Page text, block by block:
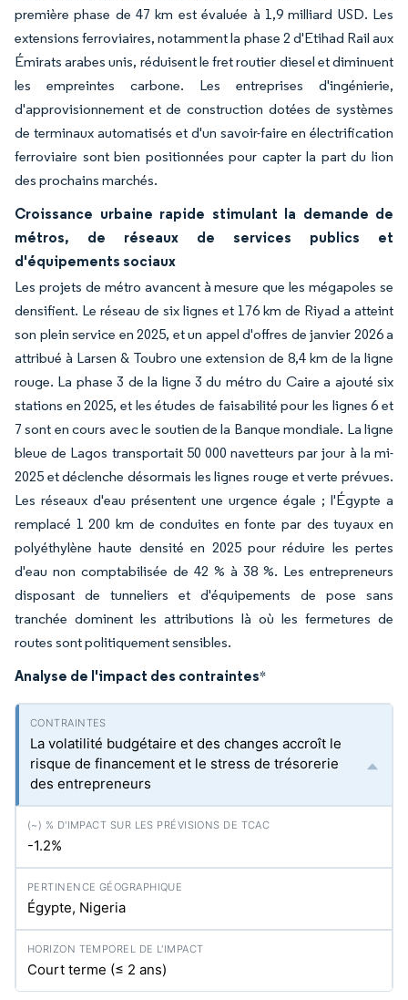
première phase de 47 km est évaluée à 1,9 milliard USD. Les
extensions ferroviaires, notamment la phase 2 d'Etihad Rail aux
Émirats arabes unis, réduisent le fret routier diesel et diminuent
les empreintes carbone. Les entreprises d'ingénierie,
d'approvisionnement et de construction dotées de systèmes
de terminaux automatisés et d'un savoir-faire en électrification
ferroviaire sont bien positionnées pour capter la part du lion
des prochains marchés.
Croissance urbaine rapide stimulant la demande de
métros, de réseaux de services publics et
d'équipements sociaux
Les projets de métro avancent à mesure que les mégapoles se
densifient. Le réseau de six lignes et 176 km de Riyad a atteint
son plein service en 2025, et un appel d'offres de janvier 2026 a
attribué à Larsen & Toubro une extension de 8,4 km de la ligne
rouge. La phase 3 de la ligne 3 du métro du Caire a ajouté six
stations en 2025, et les études de faisabilité pour les lignes 6 et
7 sont en cours avec le soutien de la Banque mondiale. La ligne
bleue de Lagos transportait 50 000 navetteurs par jour à la mi-
2025 et déclenche désormais les lignes rouge et verte prévues.
Les réseaux d'eau présentent une urgence égale ; l'Égypte a
remplacé 1 200 km de conduites en fonte par des tuyaux en
polyéthylène haute densité en 2025 pour réduire les pertes
d'eau non comptabilisée de 42 % à 38 %. Les entrepreneurs
disposant de tunneliers et d'équipements de pose sans
tranchée dominent les attributions là où les fermetures de
routes sont politiquement sensibles.
Analyse de l'impact des contraintes*
La volatilité budgétaire et des changes accroît le
risque de financement et le stress de trésorerie
des entrepreneurs
-1.2%
Égypte, Nigeria
Court terme (≤ 2 ans)